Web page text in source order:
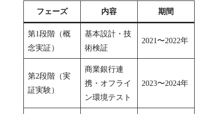
フェーズ 内容 期間
第1段階（概
念実証）
基本設計・技
術検証
2021〜2022年
第2段階（実
証実験）
商業銀行連
携・オフライ
ン環境テスト
2023〜2024年